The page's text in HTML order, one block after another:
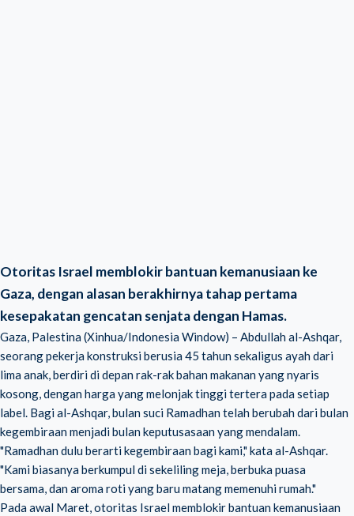
Otoritas Israel memblokir bantuan kemanusiaan ke
Gaza, dengan alasan berakhirnya tahap pertama
kesepakatan gencatan senjata dengan Hamas.
Gaza, Palestina (Xinhua/Indonesia Window) – Abdullah al-Ashqar,
seorang pekerja konstruksi berusia 45 tahun sekaligus ayah dari
lima anak, berdiri di depan rak-rak bahan makanan yang nyaris
kosong, dengan harga yang melonjak tinggi tertera pada setiap
label. Bagi al-Ashqar, bulan suci Ramadhan telah berubah dari bulan
kegembiraan menjadi bulan keputusasaan yang mendalam.
"Ramadhan dulu berarti kegembiraan bagi kami," kata al-Ashqar.
"Kami biasanya berkumpul di sekeliling meja, berbuka puasa
bersama, dan aroma roti yang baru matang memenuhi rumah."
Pada awal Maret, otoritas Israel memblokir bantuan kemanusiaan